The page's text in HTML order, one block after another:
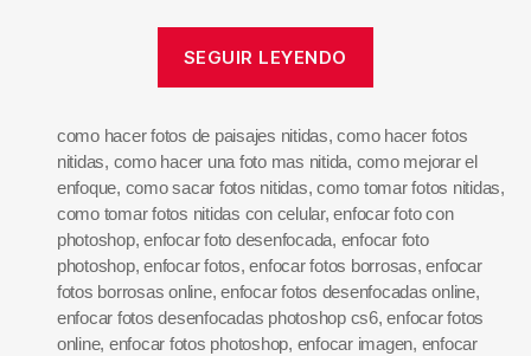
SEGUIR LEYENDO
como hacer fotos de paisajes nitidas,como hacer fotos
nitidas, como hacer una foto mas nitida, como mejorar el
enfoque, como sacar fotos nitidas,como tomar fotos nitidas,
como tomar fotos nitidas con celular,enfocar foto con
photoshop,enfocar foto desenfocada, enfocar foto
photoshop,enfocar fotos,enfocar fotos borrosas,enfocar
fotos borrosas online,enfocar fotos desenfocadas online,
enfocar fotos desenfocadas photoshop cs6,enfocar fotos
online, enfocar fotos photoshop, enfocar imagen, enfocar